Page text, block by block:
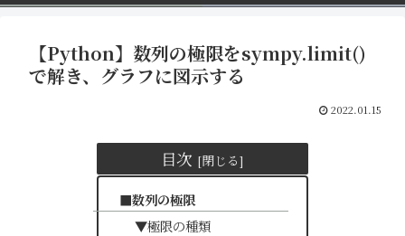
【Python】数列の極限をsympy.limit()
で解き、グラフに図示する
2022.01.15
目次
■数列の極限
▼極限の種類